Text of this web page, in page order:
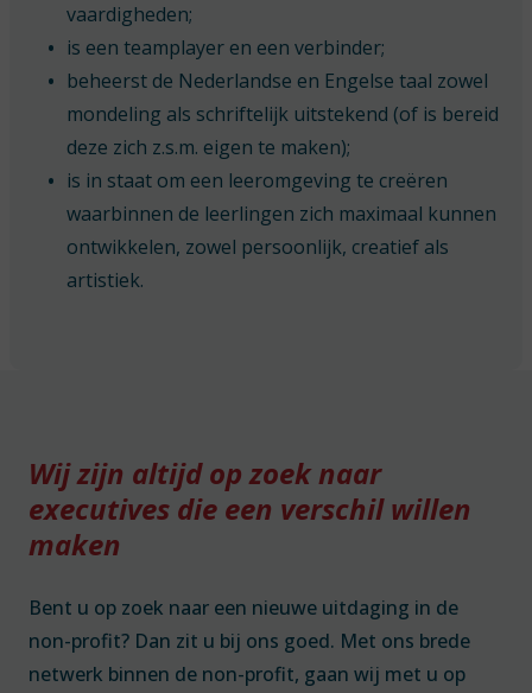
vaardigheden;
is een teamplayer en een verbinder;
beheerst de Nederlandse en Engelse taal zowel
mondeling als schriftelijk uitstekend (of is bereid
deze zich z.s.m. eigen te maken);
is in staat om een leeromgeving te creëren
waarbinnen de leerlingen zich maximaal kunnen
ontwikkelen, zowel persoonlijk, creatief als
artistiek.
Wij zijn altijd op zoek naar
executives die een verschil willen
maken
Bent u op zoek naar een nieuwe uitdaging in de
non-profit? Dan zit u bij ons goed. Met ons brede
netwerk binnen de non-profit, gaan wij met u op